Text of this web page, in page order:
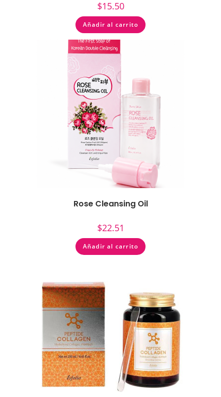
$15.50
Añadir al carrito
Rose Cleansing Oil
$22.51
Añadir al carrito